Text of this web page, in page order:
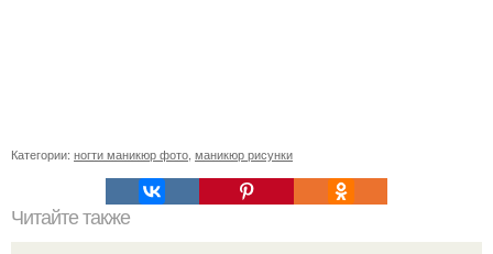
Категории: ногти маникюр фото маникюр рисунки
Читайте также